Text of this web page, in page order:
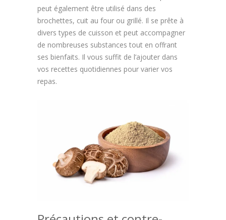
peut également être utilisé dans des
brochettes, cuit au four ou grillé. Il se prête à
divers types de cuisson et peut accompagner
de nombreuses substances tout en offrant
ses bienfaits. Il vous suffit de l’ajouter dans
vos recettes quotidiennes pour varier vos
repas.